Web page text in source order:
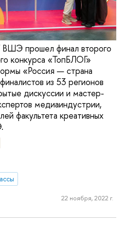
прошел финал второго
конкурса «ТопБЛОГ»
«Россия — страна
из 53 регионов
дискуссии и мастер-
медиаиндустрии,
факультета креативных
22 ноября, 2022 г.